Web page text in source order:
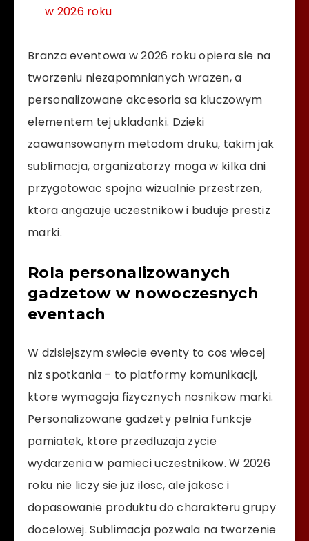
w 2026 roku
Branza eventowa w 2026 roku opiera sie na
tworzeniu niezapomnianych wrazen, a
personalizowane akcesoria sa kluczowym
elementem tej ukladanki. Dzieki
zaawansowanym metodom druku, takim jak
sublimacja, organizatorzy moga w kilka dni
przygotowac spojna wizualnie przestrzen,
ktora angazuje uczestnikow i buduje prestiz
marki.
Rola personalizowanych
gadzetow w nowoczesnych
eventach
W dzisiejszym swiecie eventy to cos wiecej
niz spotkania – to platformy komunikacji,
ktore wymagaja fizycznych nosnikow marki.
Personalizowane gadzety pelnia funkcje
pamiatek, ktore przedluzaja zycie
wydarzenia w pamieci uczestnikow. W 2026
roku nie liczy sie juz ilosc, ale jakosc i
dopasowanie produktu do charakteru grupy
docelowej. Sublimacja pozwala na tworzenie